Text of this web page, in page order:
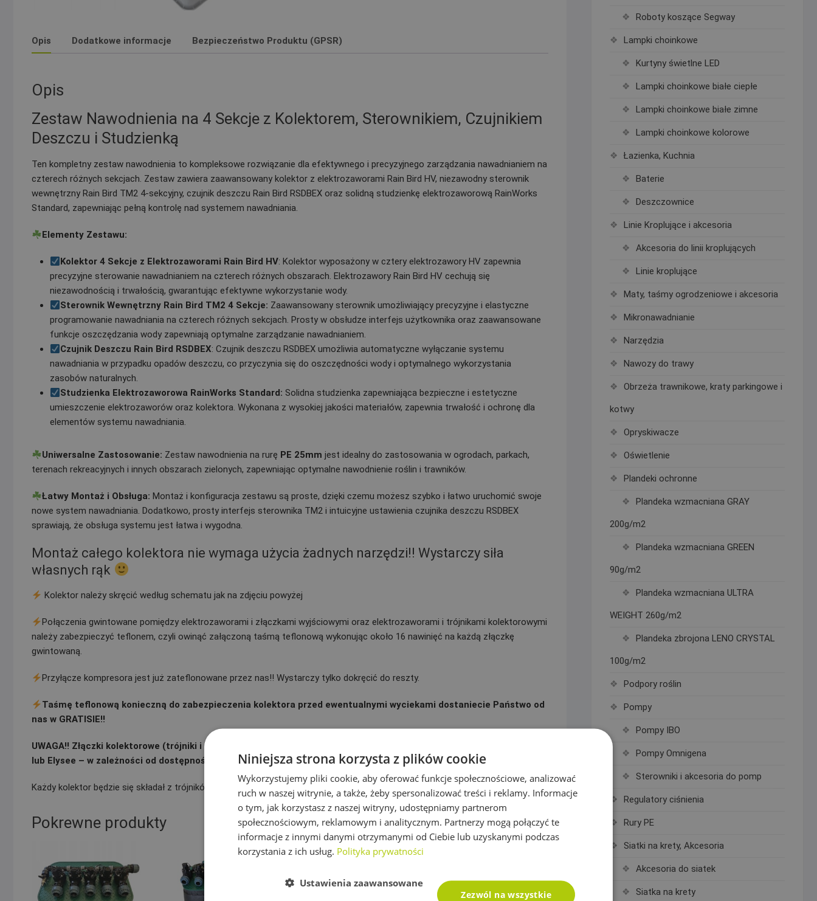
Opis Dodatkowe informacje Bezpieczeństwo Produktu (GPSR)
Opis
Zestaw Nawodnienia na 4 Sekcje z Kolektorem, Sterownikiem, Czujnikiem
Deszczu i Studzienką
Ten kompletny zestaw nawodnienia to kompleksowe rozwiązanie dla efektywnego i precyzyjnego zarządzania nawadnianiem na
czterech różnych sekcjach. Zestaw zawiera zaawansowany kolektor z elektrozaworami Rain Bird HV, niezawodny sterownik
wewnętrzny Rain Bird TM2 4-sekcyjny, czujnik deszczu Rain Bird RSDBEX oraz solidną studzienkę elektrozaworową RainWorks
Standard, zapewniając pełną kontrolę nad systemem nawadniania.
Elementy Zestawu:
Kolektor 4 Sekcje z Elektrozaworami Rain Bird HV: Kolektor wyposażony w cztery elektrozawory HV zapewnia
precyzyjne sterowanie nawadnianiem na czterech różnych obszarach. Elektrozawory Rain Bird HV cechują się
niezawodnością i trwałością, gwarantując efektywne wykorzystanie wody.
Sterownik Wewnętrzny Rain Bird TM2 4 Sekcje: Zaawansowany sterownik umożliwiający precyzyjne i elastyczne
programowanie nawadniania na czterech różnych sekcjach. Prosty w obsłudze interfejs użytkownika oraz zaawansowane
funkcje oszczędzania wody zapewniają optymalne zarządzanie nawadnianiem.
Czujnik Deszczu Rain Bird RSDBEX: Czujnik deszczu RSDBEX umożliwia automatyczne wyłączanie systemu
nawadniania w przypadku opadów deszczu, co przyczynia się do oszczędności wody i optymalnego wykorzystania
zasobów naturalnych.
Studzienka Elektrozaworowa RainWorks Standard: Solidna studzienka zapewniająca bezpieczne i estetyczne
umieszczenie elektrozaworów oraz kolektora. Wykonana z wysokiej jakości materiałów, zapewnia trwałość i ochronę dla
elementów systemu nawadniania.
Uniwersalne Zastosowanie: Zestaw nawodnienia na rurę PE 25mm jest idealny do zastosowania w ogrodach, parkach,
terenach rekreacyjnych i innych obszarach zielonych, zapewniając optymalne nawodnienie roślin i trawników.
Łatwy Montaż i Obsługa: Montaż i konfiguracja zestawu są proste, dzięki czemu możesz szybko i łatwo uruchomić swoje
nowe system nawadniania. Dodatkowo, prosty interfejs sterownika TM2 i intuicyjne ustawienia czujnika deszczu RSDBEX
sprawiają, że obsługa systemu jest łatwa i wygodna.
Montaż całego kolektora nie wymaga użycia żadnych narzędzi!! Wystarczy siła
własnych rąk
Kolektor należy skręcić według schematu jak na zdjęciu powyżej
Połączenia gwintowane pomiędzy elektrozaworami i złączkami wyjściowymi oraz elektrozaworami i trójnikami kolektorowymi
należy zabezpieczyć teflonem, czyli owinąć załączoną taśmą teflonową wykonując około 16 nawinięć na każdą złączkę
gwintowaną.
Przyłącze kompresora jest już zateflonowane przez nas!! Wystarczy tylko dokręcić do reszty.
Taśmę teflonową konieczną do zabezpieczenia kolektora przed ewentualnymi wyciekami dostaniecie Państwo od
nas w GRATISIE!!
UWAGA!! Złączki kolektorowe (trójniki i kolana) zastosowane w kolektorach są zawsze tej samej firmy (Tavlit, Irritec
lub Elysee – w zależności od dostępności)
Każdy kolektor będzie się składał z trójników i kolan tej samej firmy!!
Pokrewne produkty
Roboty koszące Segway
Lampki choinkowe
Kurtyny świetlne LED
Lampki choinkowe białe ciepłe
Lampki choinkowe białe zimne
Lampki choinkowe kolorowe
Łazienka, Kuchnia
Baterie
Deszczownice
Linie Kroplujące i akcesoria
Akcesoria do linii kroplujących
Linie kroplujące
Maty, taśmy ogrodzeniowe i akcesoria
Mikronawadnianie
Narzędzia
Nawozy do trawy
Obrzeża trawnikowe, kraty parkingowe i
kotwy
Opryskiwacze
Oświetlenie
Plandeki ochronne
Plandeka wzmacniana GRAY
200g/m2
Plandeka wzmacniana GREEN
90g/m2
Plandeka wzmacniana ULTRA
WEIGHT 260g/m2
Plandeka zbrojona LENO CRYSTAL
100g/m2
Podpory roślin
Pompy
Pompy IBO
Pompy Omnigena
Sterowniki i akcesoria do pomp
Regulatory ciśnienia
Rury PE
Siatki na krety, Akcesoria
Akcesoria do siatek
Siatka na krety
Niniejsza strona korzysta z plików cookie
Wykorzystujemy pliki cookie, aby oferować funkcje społecznościowe, analizować
ruch w naszej witrynie, a także, żeby spersonalizować treści i reklamy. Informacje
o tym, jak korzystasz z naszej witryny, udostępniamy partnerom
społecznościowym, reklamowym i analitycznym. Partnerzy mogą połączyć te
informacje z innymi danymi otrzymanymi od Ciebie lub uzyskanymi podczas
korzystania z ich usług. Polityka prywatności
Zezwól na wszystkie
Ustawienia zaawansowane